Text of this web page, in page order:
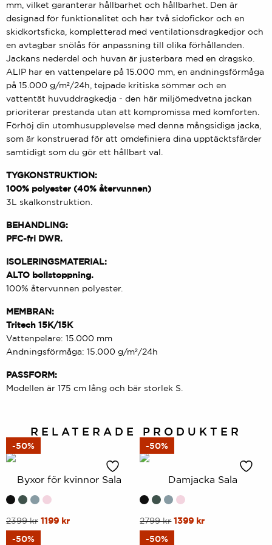
mm, vilket garanterar hållbarhet och hållbarhet. Den är
designad för funktionalitet och har två sidofickor och en
skidkortsficka, kompletterad med ventilationsdragkedjor och
en avtagbar snölås för anpassning till olika förhållanden.
Jackans nederdel och huvan är justerbara med en dragsko.
ALIP har en vattenpelare på 15.000 mm, en andningsförmåga
på 15.000 g/m²/24h, tejpade kritiska sömmar och en
vattentät huvuddragkedja - den här miljömedvetna jackan
prioriterar prestanda utan att kompromissa med komforten.
Förhöj din utomhusupplevelse med denna mångsidiga jacka,
som är konstruerad för att omdefiniera dina upptäcktsfärder
samtidigt som du gör ett hållbart val.
TYGKONSTRUKTION:
100% polyester (40% återvunnen)
3L skalkonstruktion.
BEHANDLING:
PFC-fri DWR.
ISOLERINGSMATERIAL:
ALTO bollstoppning.
100% återvunnen polyester.
MEMBRAN:
Tritech 15K/15K
Vattenpelare: 15.000 mm
Andningsförmåga: 15.000 g/m²/24h
PASSFORM:
Modellen är 175 cm lång och bär storlek S.
RELATERADE PRODUKTER
-50%
Byxor för kvinnor Sala
Denna
produkt
2399kr Ursprungligt
pris
1199 krNuvarande
-50%
Damjacka Sala
Denna
produkt
2799kr Ursprungligt
pris
1399 krNuvarande
-50% -50%